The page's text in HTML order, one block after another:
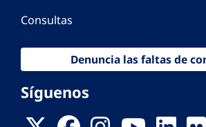
Consultas
Denuncia las faltas de
Síguenos